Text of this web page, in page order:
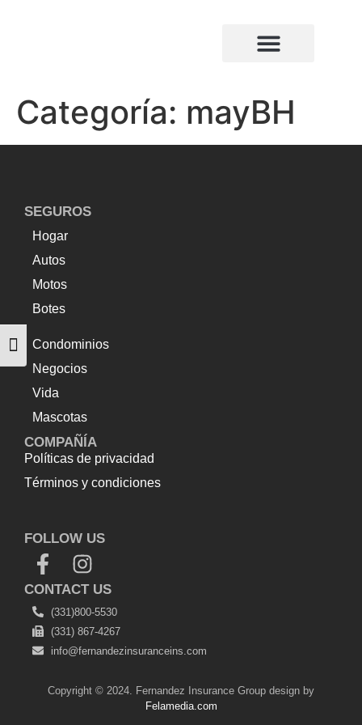
Alternar tamaño de letra
Categoría: mayBH
SEGUROS
Hogar
Autos
Motos
Botes
Condominios
Negocios
Vida
Mascotas
COMPAÑÍA
Políticas de privacidad
Términos y condiciones
FOLLOW US
CONTACT US
(331)800-5530
(331) 867-4267
info@fernandezinsuranceins.com
Copyright © 2024. Fernandez Insurance Group design by
Felamedia.com